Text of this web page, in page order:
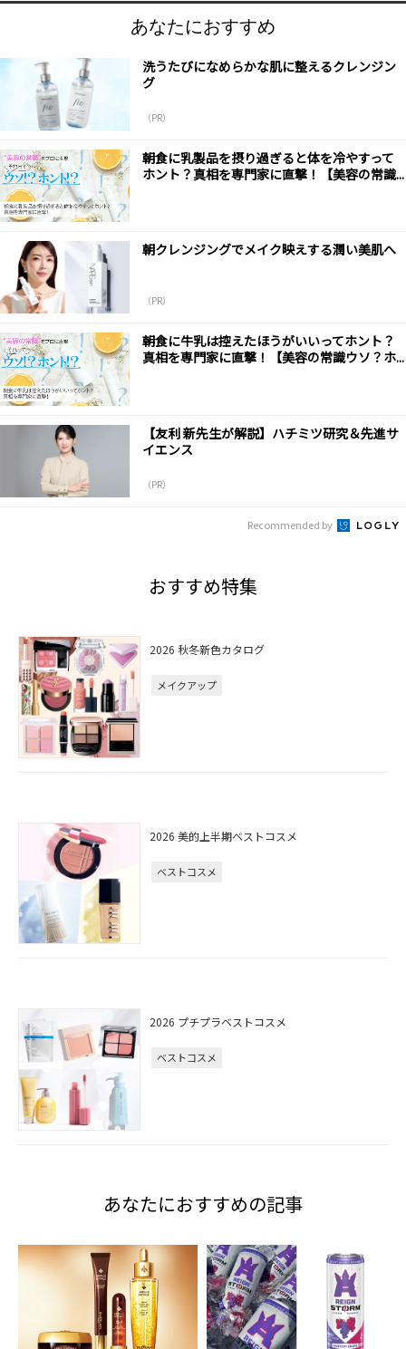
あなたにおすすめ
洗うたびになめらかな肌に整えるクレンジン
グ
（PR）
朝食に乳製品を摂り過ぎると体を冷やすって
ホント？真相を専門家に直撃！【美容の常識...
朝クレンジングでメイク映えする潤い美肌へ
（PR）
朝食に牛乳は控えたほうがいいってホント？
真相を専門家に直撃！【美容の常識ウソ？ホ...
【友利 新先生が解説】ハチミツ研究＆先進サ
イエンス
（PR）
Recommended by
おすすめ特集
2026 秋冬新色カタログ
メイクアップ
2026 美的上半期ベストコスメ
ベストコスメ
2026 プチプラベストコスメ
ベストコスメ
あなたにおすすめの記事